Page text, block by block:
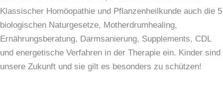
Klassischer Homöopathie und Pflanzenheilkunde auch die 5
biologischen Naturgesetze, Motherdrumhealing,
Ernährungsberatung, Darmsanierung, Supplements, CDL
und energetische Verfahren in der Therapie ein. Kinder sind
unsere Zukunft und sie gilt es besonders zu schützen!